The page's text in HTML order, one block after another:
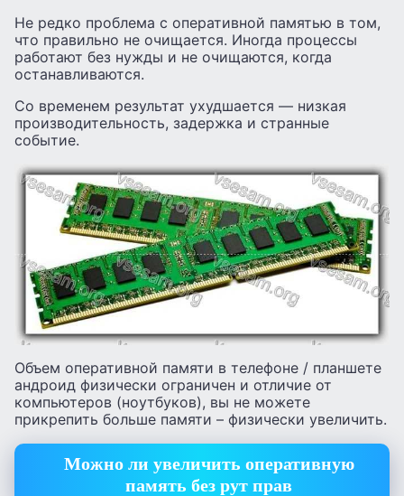
Не редко проблема с оперативной памятью в том,
что правильно не очищается. Иногда процессы
работают без нужды и не очищаются, когда
останавливаются.
Со временем результат ухудшается — низкая
производительность, задержка и странные
событие.
Объем оперативной памяти в телефоне / планшете
андроид физически ограничен и отличие от
компьютеров (ноутбуков), вы не можете
прикрепить больше памяти – физически увеличить.
Можно ли увеличить оперативную
память без рут прав